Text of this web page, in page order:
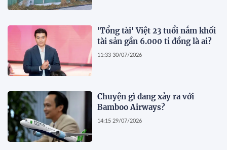
'Tổng tài' Việt 23 tuổi nắm khối
tài sản gần 6.000 tỉ đồng là ai?
11:33 30/07/2026
Chuyện gì đang xảy ra với
Bamboo Airways?
14:15 29/07/2026